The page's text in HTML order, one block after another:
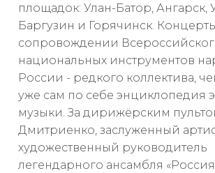
площадок: Улан-Батор, Ангарск,
Баргузин и Горячинск.
сопровождении
национальных инструментов
России - редкого коллектива,
уже сам по себе энциклопедия
музыки. За дирижёрским
Дмитриенко, заслуженный
художественный руководитель
легендарного ансамбля